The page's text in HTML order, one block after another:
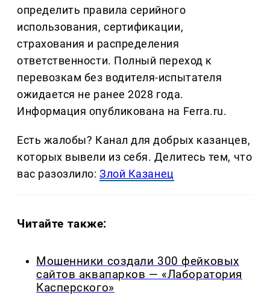
определить правила серийного
использования, сертификации,
страхования и распределения
ответственности. Полный переход к
перевозкам без водителя-испытателя
ожидается не ранее 2028 года.
Информация опубликована на Ferra.ru.
Есть жалобы? Канал для добрых казанцев,
которых вывели из себя. Делитеcь тем, что
вас разозлило:Злой Казанец
Читайте также:
Мошенники создали 300 фейковых
сайтов аквапарков — «Лаборатория
Касперского»